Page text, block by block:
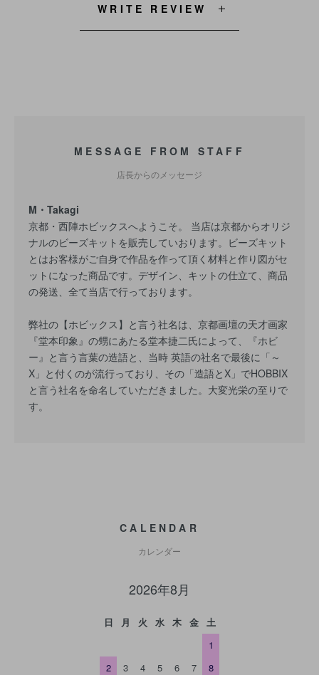
WRITE REVIEW
MESSAGE FROM STAFF
店長からのメッセージ
M・Takagi
京都・西陣ホビックスへようこそ。 当店は京都からオリジ
ナルのビーズキットを販売していおります。ビーズキット
とはお客様がご自身で作品を作って頂く材料と作り図がセ
ットになった商品です。デザイン、キットの仕立て、商品
の発送、全て当店で行っております。
弊社の【ホビックス】と言う社名は、京都画壇の天才画家
『堂本印象』の甥にあたる堂本捷二氏によって、『ホビ
ー』と言う言葉の造語と、当時 英語の社名で最後に「～
X」と付くのが流行っており、その「造語とX」でHOBBIX
と言う社名を命名していただきました。大変光栄の至りで
す。
CALENDAR
カレンダー
2026年8月
日 月 火 水 木 金
土
1
2
3 4 5 6 7
8